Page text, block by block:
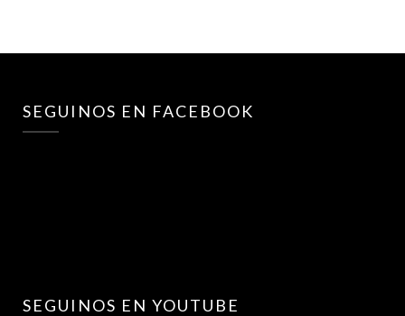
SEGUINOS EN FACEBOOK
SEGUINOS EN YOUTUBE